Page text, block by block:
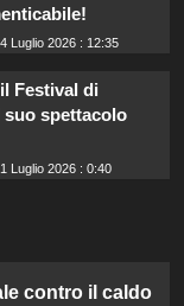
Luglio 2026 : 12:35
Festival di
spettacolo
Luglio 2026 : 0:40
contro il caldo